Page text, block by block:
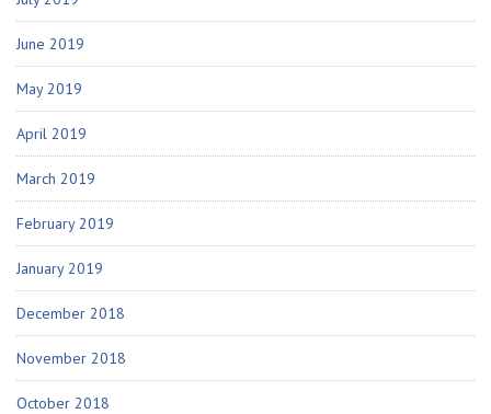
June 2019
May 2019
April 2019
March 2019
February 2019
January 2019
December 2018
November 2018
October 2018